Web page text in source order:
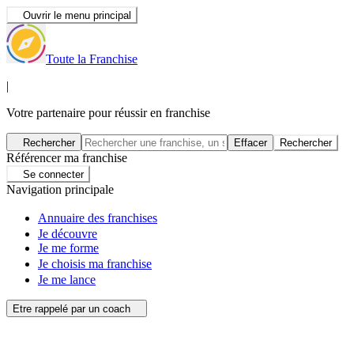
Ouvrir le menu principal
Toute la Franchise
|
Votre partenaire pour réussir en franchise
Rechercher Effacer Rechercher
Référencer ma franchise
Se connecter
Navigation principale
Annuaire des franchises
Je découvre
Je me forme
Je choisis ma franchise
Je me lance
Etre rappelé par un coach